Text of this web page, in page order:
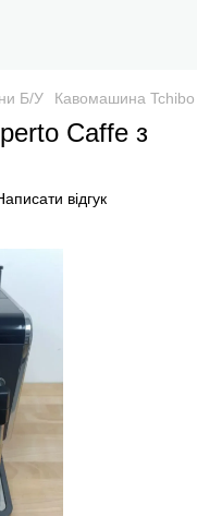
Б/У Кавомашина Tchibo
Caffe з
відгук